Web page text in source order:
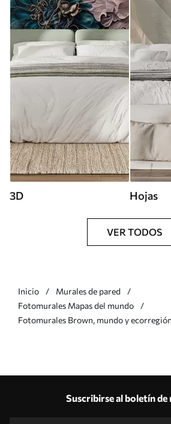
3D Hojas
VER TODOS
Inicio
Murales de pared
Fotomurales Mapas del mundo
Fotomurales Brown, mundo y
Suscribirse al boletín de